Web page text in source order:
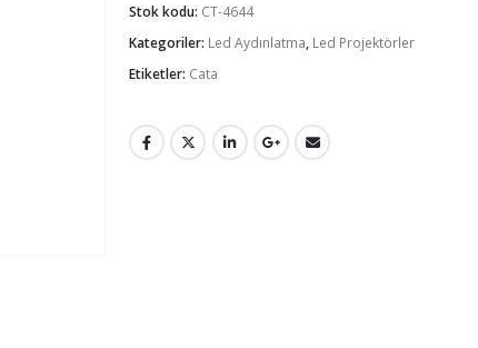
Stok kodu: CT-4644
Kategoriler: Led Aydınlatma, Led Projektörler
Etiketler: Cata